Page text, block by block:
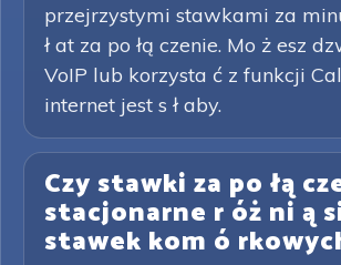
przejrzystymi stawkami za
ł at za po łą czenie. Mo ż esz
VoIP lub korzysta ć z funkcji
internet jest s ł aby.
Czy stawki za po łą
stacjonarne r óż ni ą
stawek kom ó